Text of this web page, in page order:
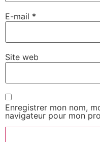
E-mail *
Site web
Enregistrer mon nom,
navigateur pour mon